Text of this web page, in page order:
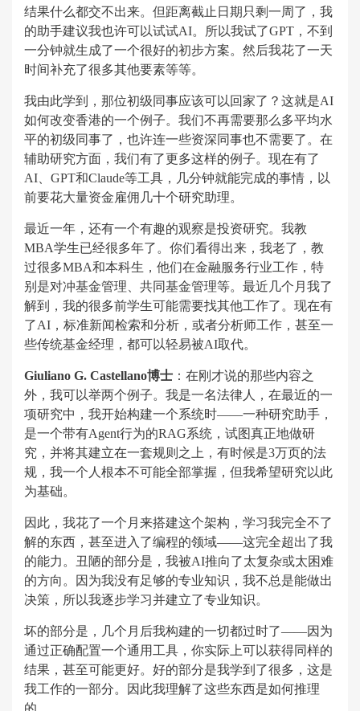
结果什么都交不出来。但距离截止日期只剩一周了，我
的助手建议我也许可以试试AI。所以我试了GPT，不到
一分钟就生成了一个很好的初步方案。然后我花了一天
时间补充了很多其他要素等等。
我由此学到，那位初级同事应该可以回家了？这就是AI
如何改变香港的一个例子。我们不再需要那么多平均水
平的初级同事了，也许连一些资深同事也不需要了。在
辅助研究方面，我们有了更多这样的例子。现在有了
AI、GPT和Claude等工具，几分钟就能完成的事情，以
前要花大量资金雇佣几十个研究助理。
最近一年，还有一个有趣的观察是投资研究。我教
MBA学生已经很多年了。你们看得出来，我老了，教
过很多MBA和本科生，他们在金融服务行业工作，特
别是对冲基金管理、共同基金管理等。最近几个月我了
解到，我的很多前学生可能需要找其他工作了。现在有
了AI，标准新闻检索和分析，或者分析师工作，甚至一
些传统基金经理，都可以轻易被AI取代。
Giuliano G. Castellano博士 ：在刚才说的那些内容之
外，我可以举两个例子。我是一名法律人，在最近的一
项研究中，我开始构建一个系统时——一种研究助手，
是一个带有Agent行为的RAG系统，试图真正地做研
究，并将其建立在一套规则之上，有时候是3万页的法
规，我一个人根本不可能全部掌握，但我希望研究以此
为基础。
因此，我花了一个月来搭建这个架构，学习我完全不了
解的东西，甚至进入了编程的领域——这完全超出了我
的能力。丑陋的部分是，我被AI推向了太复杂或太困难
的方向。因为我没有足够的专业知识，我不总是能做出
决策，所以我逐步学习并建立了专业知识。
坏的部分是，几个月后我构建的一切都过时了——因为
通过正确配置一个通用工具，你实际上可以获得同样的
结果，甚至可能更好。好的部分是我学到了很多，这是
我工作的一部分。因此我理解了这些东西是如何推理
的。